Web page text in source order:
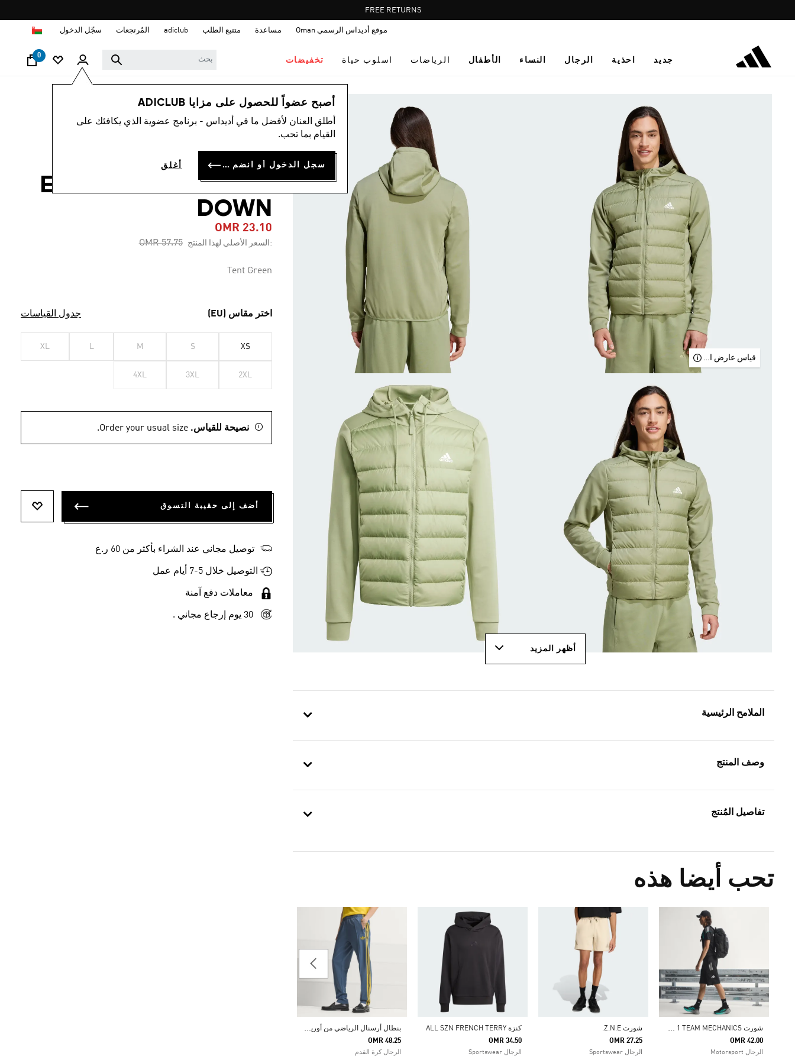
Pause
promotion
FREE RETURNS
موقع أديداس الرسمي Oman مساعدة متتبع الطلب adiclub المُرتجعات سجّل الدخول
جديد احذية الرجال النساء الأطفال الرياضات اسلوب حياة تخفيضات
0
أصبح عضواً للحصول على مزايا ADICLUB
أطلق العنان لأفضل ما في أديداس - برنامج عضوية الذي يكافئك على
القيام بما تحب.
سجل الدخول أو انضم الآن أغلق
قياس عارض الأزياء
أظهر المزيد
الملامح الرئيسية
وصف المنتج
تفاصيل المُنتج
تحب أيضا هذه
ش
ورت MERCEDES - AMG PETRONAS FORMULA 1 TEAM MECHANICS
OMR 42.00
الرجال Motorsport
شورت Z.N.E.
OMR 27.25
الرجال Sportswear
كنزة ALL SZN FRENCH TERRY
OMR 34.50
الرجال Sportswear
ب
نطال أرسنال الرياضي من أوريجينالز
OMR 48.25
الرجال كرة القدم
Price Reduced From
الرجال ملابس
جاكيت بقبعة
ESSENTIALS HYBRID
DOWN
OMR 23.10
:السعر الأصلي لهذا المنتج Price reduced from
OMR 57.75
to
Tent Green
اختر مقاس (EU) جدول القياسات
XS
S
M
L
XL
2XL
3XL
4XL
نصيحة للقياس.Order your usual size.
أضف إلى حقيبة التسوق
توصيل مجاني عند الشراء بأكثر من 60 ر.ع
التوصيل خلال 5-7 أيام عمل
معاملات دفع آمنة
30 يوم إرجاع مجاني .